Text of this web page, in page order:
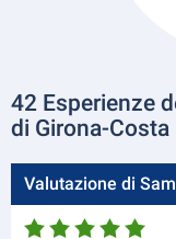
42 Esperienze
di Girona-Costa
Valutazione di